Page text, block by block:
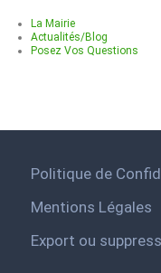
La Mairie
Actualités/Blog
Posez Vos Questions
Politique de
Mentions Légales
Export ou